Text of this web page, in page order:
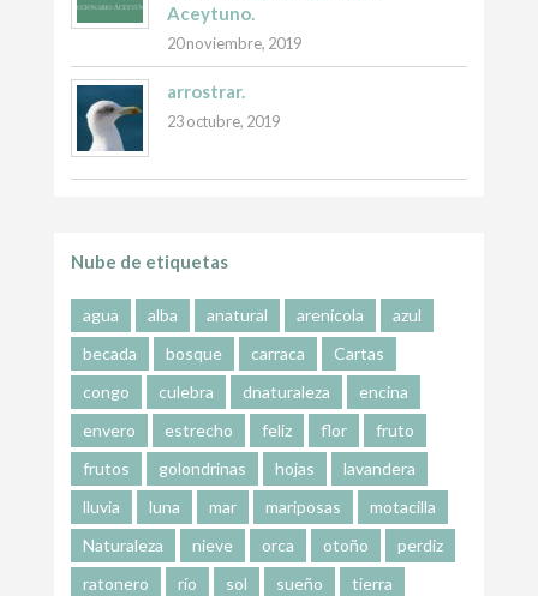
Aceytuno.
20 noviembre, 2019
arrostrar.
23 octubre, 2019
Nube de etiquetas
agua alba anatural arenícola
azul
becada
bosque carraca
Cartas
congo
culebra dnaturaleza
encina
envero
estrecho feliz flor
fruto
frutos
golondrinas hojas
lavandera
lluvia
luna mar mariposas
motacilla
Naturaleza
nieve orca otoño
perdiz
ratonero
río sol sueño tierra